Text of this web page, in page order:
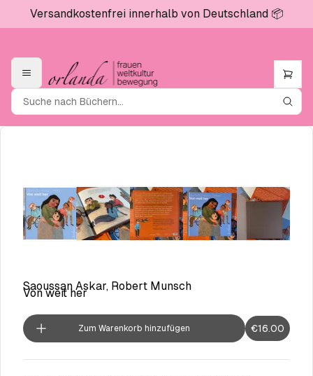
Versandkostenfrei innerhalb von Deutschland 📦
Saoussan Askar, Robert Munsch
Von weit her
Zum Warenkorb hinzufügen €16.00